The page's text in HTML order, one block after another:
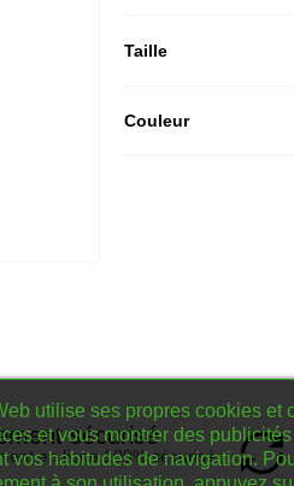
Taille
Couleur
sécurisé
en ligne 100% sécurisé
utilise ses propres cookies et
et vous montrer des
vos habitudes de navigation.